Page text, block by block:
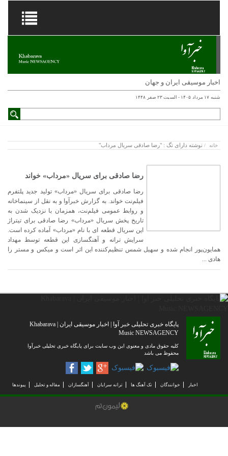
اخبار موسیقی ایران و جهان
شنبه ۱۷ مرداد ۱۴۰۵ - السبت ۲۳ صفر ۱۴۴۸
خانه /نوشته دارای تگ : "رضا صادقی سریال مرداب"
رضا صادقی برای سریال «مرداب» خواند
رضا صادقی برای سریال «مرداب» تولید جدید پلتفرم
فیلم‌نت خواند. به گزارش خبرآوا و به نقل از سینماخانه
و روابط عمومی فیلم‌‌نت، همزمان با نزدیک شدن به
تاریخ پخش سریال «مرداب» رضا صادقی براى تیتراژ
این سریال قطعه ای با نام «مرداب» آماده کرده است.
سرایش ترانه و آهنگسازی این قطعه توسط مهداد
همايون‌پور انجام شده و سهيل شمس تنظیم‌کننده اين اثر است و ميكس و مستر را
هادى ...
پایگاه خبری تحلیلی خبر آوا | اخبار موسیقی ایران | Khabarava
Music NEWSAGENCY
کلیه حقوق مادی و معنوی این وب سایت برای پایگاه خبری تحلیلی خبرآوا
محفوظ می باشد
خوانندگان تک آهنگ ها ترانه سرایان آهنگسازان مقاله و تحلیل پیوندها